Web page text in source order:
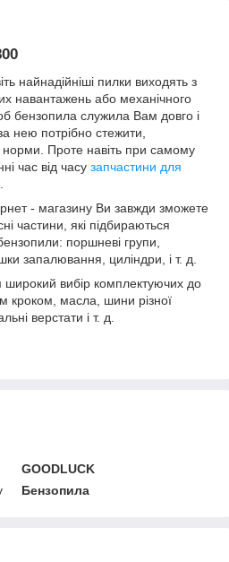
найнадійніші пилки виходять з
навантажень або механічного
бензопила служила Вам довго і
нею потрібно стежити,
норми. Проте навіть при самому
час від часу запчастини для
- магазину Ви завжди зможете
частини, які підбираються
поршневі групи,
запалювання, циліндри, і т. д.
вибір комплектуючих до
кроком, масла, шини різної
верстати і т. д.
GOODLUCK
Бензопила